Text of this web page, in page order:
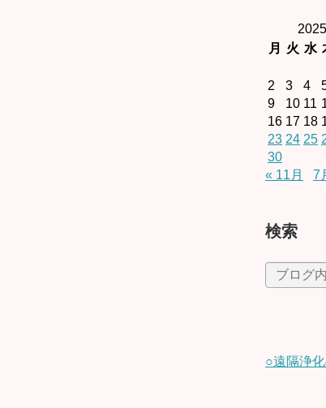
月
火 水
2
3 4
9
10 11
16 17 18
23 24 25
30
« 11月
7
検索
○遠隔浄